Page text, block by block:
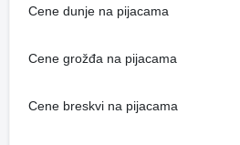
Cene dunje na pijacama
Cene grožđa na pijacama
Cene breskvi na pijacama